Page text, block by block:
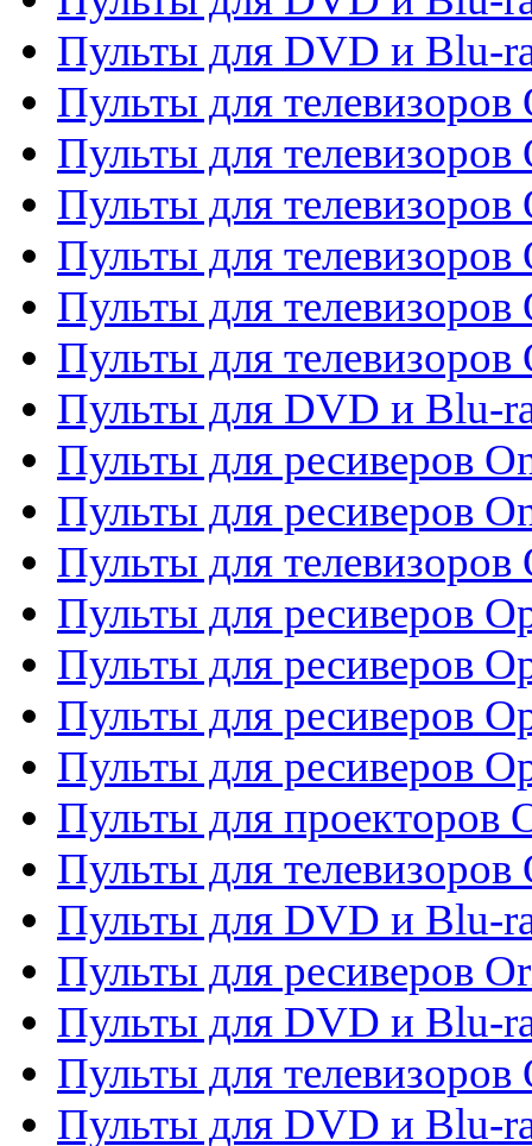
Пульты для DVD и Blu-
Пульты для телевизоров
Пульты для телевизоров
Пульты для телевизоров
Пульты для телевизоров
Пульты для телевизоров
Пульты для телевизоров
Пульты для DVD и Blu-
Пульты для ресиверов
Пульты для ресиверов
Пульты для телевизоров
Пульты для ресиверов
Пульты для ресиверов
Пульты для ресиверов
Пульты для ресиверов
Пульты для проекторов
Пульты для телевизоров
Пульты для DVD и Blu-
Пульты для ресиверов
Пульты для DVD и Blu-
Пульты для телевизоров
Пульты для DVD и Blu-